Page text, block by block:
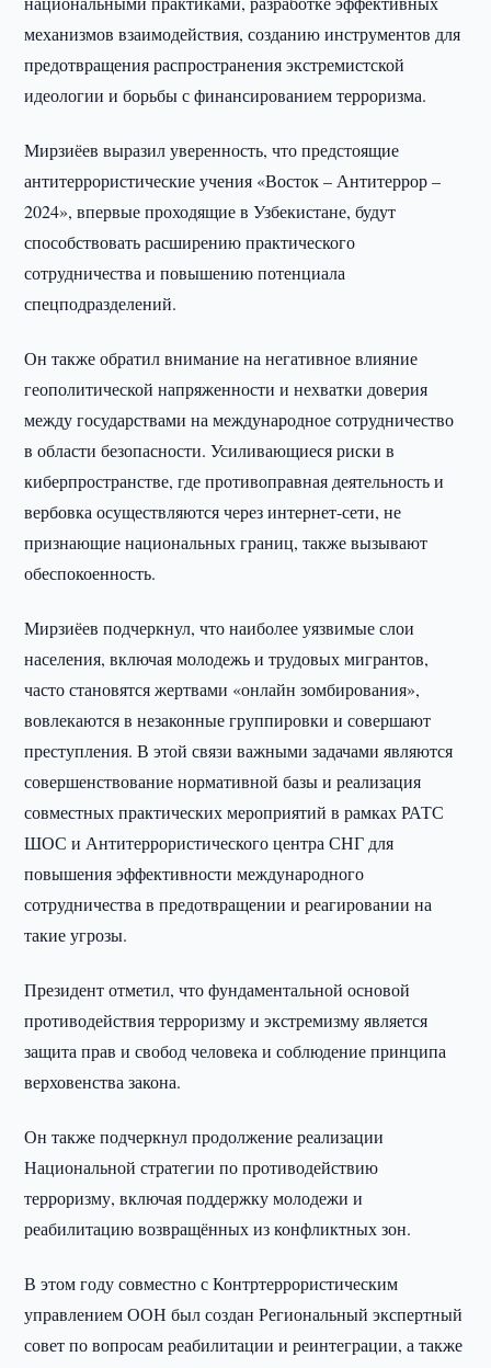
механизмов взаимодействия, созданию инструментов для
предотвращения распространения экстремистской
идеологии и борьбы с финансированием терроризма.
Мирзиёев выразил уверенность, что предстоящие
антитеррористические учения «Восток – Антитеррор –
2024», впервые проходящие в Узбекистане, будут
способствовать расширению практического
сотрудничества и повышению потенциала
спецподразделений.
Он также обратил внимание на негативное влияние
геополитической напряженности и нехватки доверия
между государствами на международное сотрудничество
в области безопасности. Усиливающиеся риски в
киберпространстве, где противоправная деятельность и
вербовка осуществляются через интернет-сети, не
признающие национальных границ, также вызывают
обеспокоенность.
Мирзиёев подчеркнул, что наиболее уязвимые слои
населения, включая молодежь и трудовых мигрантов,
часто становятся жертвами «онлайн зомбирования»,
вовлекаются в незаконные группировки и совершают
преступления. В этой связи важными задачами являются
совершенствование нормативной базы и реализация
совместных практических мероприятий в рамках РАТС
ШОС и Антитеррористического центра СНГ для
повышения эффективности международного
сотрудничества в предотвращении и реагировании на
такие угрозы.
Президент отметил, что фундаментальной основой
противодействия терроризму и экстремизму является
защита прав и свобод человека и соблюдение принципа
верховенства закона.
Он также подчеркнул продолжение реализации
Национальной стратегии по противодействию
терроризму, включая поддержку молодежи и
реабилитацию возвращённых из конфликтных зон.
В этом году совместно с Контртеррористическим
управлением ООН был создан Региональный экспертный
совет по вопросам реабилитации и реинтеграции, а также